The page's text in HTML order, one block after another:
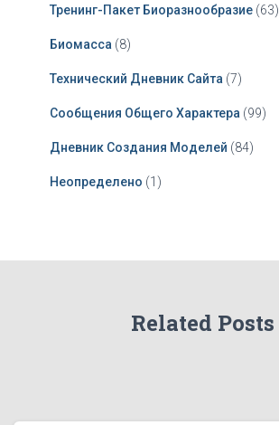
Тренинг-Пакет Биоразнообразие (63)
Биомасса (8)
Технический Дневник Сайта (7)
Сообщения Общего Характера (99)
Дневник Создания Моделей (84)
Неопределено (1)
Related Posts